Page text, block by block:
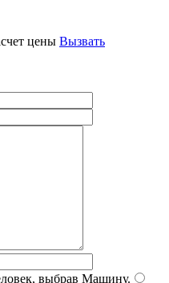
цены Вызвать
выбрав Машину.